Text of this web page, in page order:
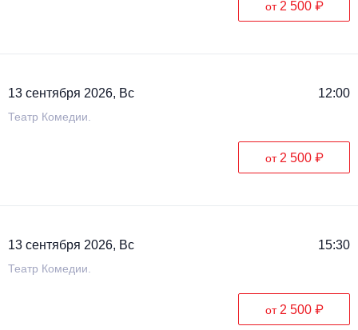
от 2 500 ₽
13 сентября 2026, Вс 12:00
Театр Комедии.
от 2 500 ₽
13 сентября 2026, Вс 15:30
Театр Комедии.
от 2 500 ₽